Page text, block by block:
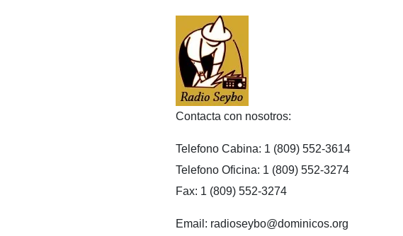
Contacta con nosotros:
Telefono Cabina: 1 (809) 552-3614
Telefono Oficina: 1 (809) 552-3274
Fax: 1 (809) 552-3274
Email: radioseybo@dominicos.org